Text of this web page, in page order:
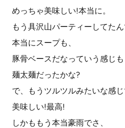
めっちゃ美味しい!本当に。
もう具沢山パーティーしてたん
本当にスープも、
豚骨ベースだなっていう感じも
麺太麺だったかな?
で、もうツルツルみたいな感じ
美味しい!最高!
しかももう本当豪雨でさ、